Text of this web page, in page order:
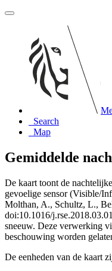
Search
Map
Gemiddelde
De kaart toont de
gevoelige sensor (Visible/
Molthan, A., Schultz, L.,
doi:10.1016/
sneeuw. Deze verwerking
beschouwing worden
De eenheden van de kaart